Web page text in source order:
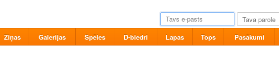
Ziņas Galerijas Spēles D-biedri Lapas Tops Pasākumi